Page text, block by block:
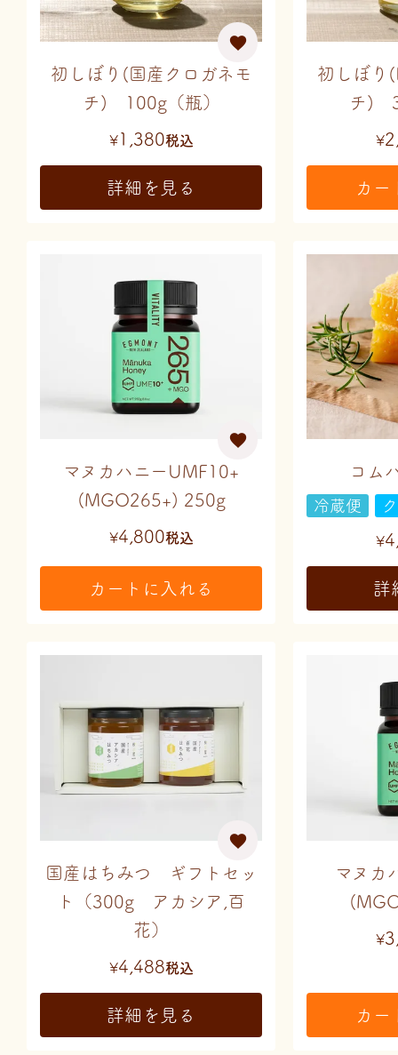
初しぼり(国産クロガネモ
チ) 100g（瓶）
¥1,380税込
詳細を見る
初しぼり
チ)
¥
カー
マヌカハニーUMF10+
(MGO265+) 250g
¥4,800税込
カートに入れる
コム
冷蔵便
¥
詳
国産はちみつ ギフトセッ
ト（300g アカシア,百
花）
¥4,488税込
詳細を見る
マヌカ
¥
カー